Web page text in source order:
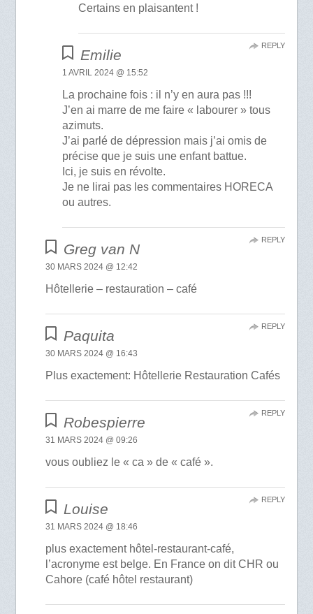
Certains en plaisantent !
Emilie
1 AVRIL 2024 @ 15:52
La prochaine fois : il n’y en aura pas !!!
J’en ai marre de me faire « labourer » tous
azimuts.
J’ai parlé de dépression mais j’ai omis de
précise que je suis une enfant battue.
Ici, je suis en révolte.
Je ne lirai pas les commentaires HORECA
ou autres.
REPLY
Greg van N
30 MARS 2024 @ 12:42
Hôtellerie – restauration – café
REPLY
Paquita
30 MARS 2024 @ 16:43
Plus exactement: Hôtellerie Restauration Cafés
REPLY
Robespierre
31 MARS 2024 @ 09:26
vous oubliez le « ca » de « café ».
REPLY
Louise
31 MARS 2024 @ 18:46
plus exactement hôtel-restaurant-café,
l’acronyme est belge. En France on dit CHR ou
Cahore (café hôtel restaurant)
REPLY